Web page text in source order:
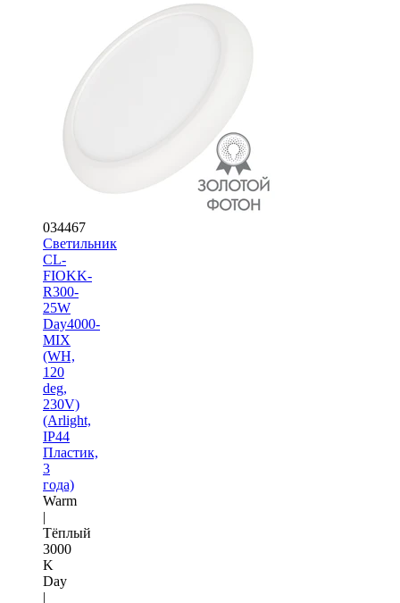
034467
Светильник
CL-
FIOKK-
R300-
25W
Day4000-
MIX
(WH,
120
deg,
230V)
(Arlight,
IP44
Пластик,
3
года)
Warm
|
Тёплый
3000
K
Day
|